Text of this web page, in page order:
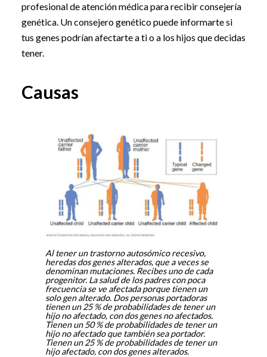
profesional de atención médica para recibir consejería
genética. Un consejero genético puede informarte si
tus genes podrían afectarte a ti o a los hijos que decidas
tener.
Causas
Al tener un trastorno autosómico recesivo,
heredas dos genes alterados, que a veces se
denominan mutaciones. Recibes uno de cada
progenitor. La salud de los padres con poca
frecuencia se ve afectada porque tienen un
solo gen alterado. Dos personas portadoras
tienen un 25 % de probabilidades de tener un
hijo no afectado, con dos genes no afectados.
Tienen un 50 % de probabilidades de tener un
hijo no afectado que también sea portador.
Tienen un 25 % de probabilidades de tener un
hijo afectado, con dos genes alterados.